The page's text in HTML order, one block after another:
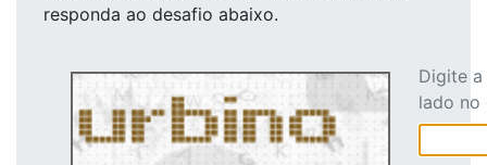
responda ao desafio abaixo.
Digite
lado no